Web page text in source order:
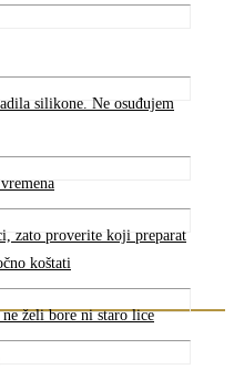
silikone. Ne osuđujem
zato proverite koji preparat
koštati
želi bore ni staro lice